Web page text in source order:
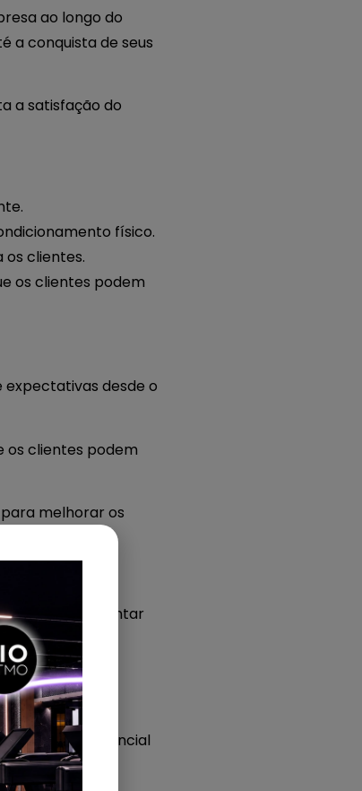
ao longo do
a conquista de seus
a satisfação do
físico.
clientes.
os clientes podem
desde o
os clientes podem
melhorar os
memorável.
puderam aumentar
cliente,
essencial